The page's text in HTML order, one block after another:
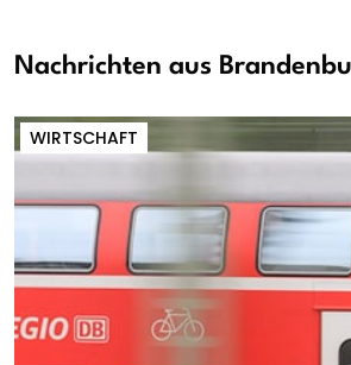
Nachrichten aus
WIRTSCHAFT